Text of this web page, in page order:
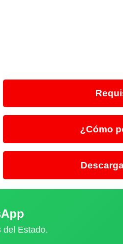
¿Cómo
del Estado.